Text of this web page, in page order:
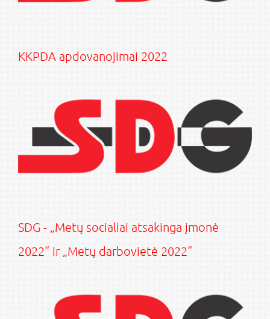
KKPDA apdovanojimai 2022
SDG - „Metų socialiai atsakinga įmonė
2022“ ir „Metų darbovietė 2022“